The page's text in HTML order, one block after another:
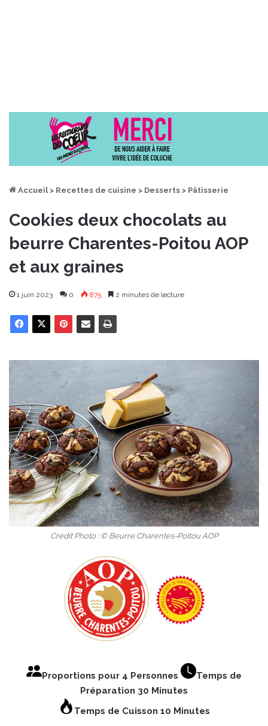
Accueil > Recettes de cuisine > Desserts > Pâtisserie
Cookies deux chocolats au
beurre Charentes-Poitou AOP
et aux graines
1 juin 2023 0 875 2 minutes de lecture
Crédit Photo : © Beurre Charentes-Poitou AOP
Proportions pour 4 Personnes
Temps de
Préparation 30 Minutes
Temps de Cuisson 10 Minutes